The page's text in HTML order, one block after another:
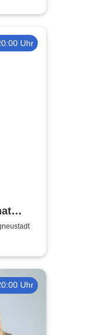
Uhr
Uhr